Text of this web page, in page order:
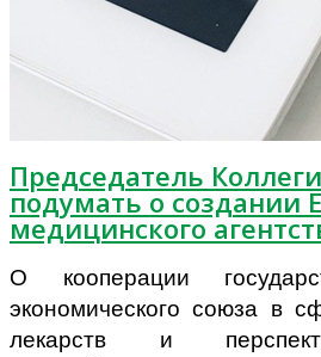
Председатель
подумать о создании
медицинского
О кооперации
экономического союза в
лекарств и